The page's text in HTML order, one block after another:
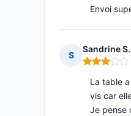
Envoi
S
Sandrine S.
Note : 3 sur
La table
vis car
Je pense